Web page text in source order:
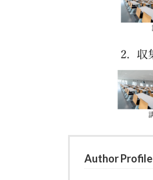
Author Profile